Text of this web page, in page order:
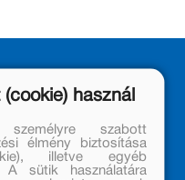
használ
személyre szabott
élmény biztosítása
illetve egyéb
A sütik használatára